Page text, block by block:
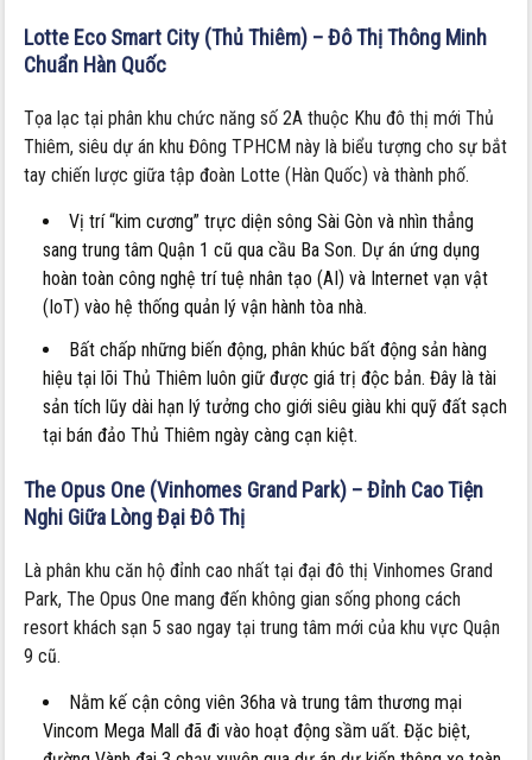
Lotte Eco Smart City (Thủ Thiêm) – Đô Thị Thông Minh
Chuẩn Hàn Quốc
Tọa lạc tại phân khu chức năng số 2A thuộc Khu đô thị mới Thủ
Thiêm, siêu dự án khu Đông TPHCM này là biểu tượng cho sự bắt
tay chiến lược giữa tập đoàn Lotte (Hàn Quốc) và thành phố.
Vị trí “kim cương” trực diện sông Sài Gòn và nhìn thẳng
sang trung tâm Quận 1 cũ qua cầu Ba Son. Dự án ứng dụng
hoàn toàn công nghệ trí tuệ nhân tạo (AI) và Internet vạn vật
(IoT) vào hệ thống quản lý vận hành tòa nhà.
Bất chấp những biến động, phân khúc bất động sản hàng
hiệu tại lõi Thủ Thiêm luôn giữ được giá trị độc bản. Đây là tài
sản tích lũy dài hạn lý tưởng cho giới siêu giàu khi quỹ đất sạch
tại bán đảo Thủ Thiêm ngày càng cạn kiệt.
The Opus One (Vinhomes Grand Park) – Đỉnh Cao Tiện
Nghi Giữa Lòng Đại Đô Thị
Là phân khu căn hộ đỉnh cao nhất tại đại đô thị Vinhomes Grand
Park, The Opus One mang đến không gian sống phong cách
resort khách sạn 5 sao ngay tại trung tâm mới của khu vực Quận
9 cũ.
Nằm kế cận công viên 36ha và trung tâm thương mại
Vincom Mega Mall đã đi vào hoạt động sầm uất. Đặc biệt,